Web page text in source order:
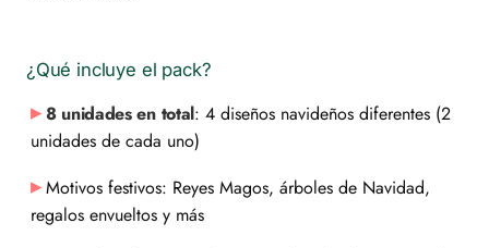
¿Qué incluye el pack?
8 unidades en total: 4 diseños navideños diferentes (2
unidades de cada uno)
Motivos festivos: Reyes Magos, árboles de Navidad,
regalos envueltos y más